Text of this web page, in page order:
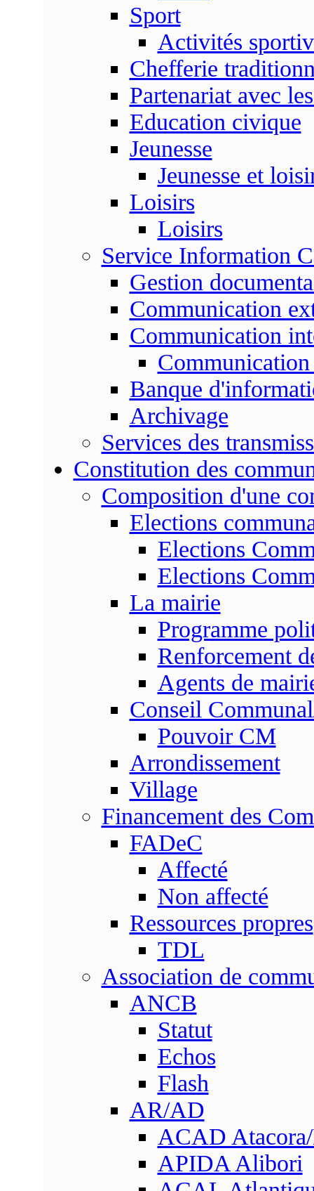
Sport
Activités
Chefferie
Partenariat avec
Education civique
Jeunesse
Jeunesse et
Loisirs
Loisirs
Service Information
Gestion
Communication
Communication
Communication
Banque
Archivage
Services des
Constitution des
Composition d'une
Elections
Elections
Elections
La mairie
Programme
Renforcement
Agents de
Conseil
Pouvoir CM
Arrondissement
Village
Financement des
FADeC
Affecté
Non affecté
Ressources propres
TDL
Association de
ANCB
Statut
Echos
Flash
AR/AD
ACAD
APIDA Alibori